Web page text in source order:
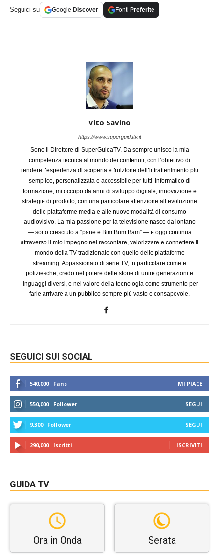
Seguici su Google Discover Fonti Preferite
Vito Savino
https://www.superguidatv.it
Sono il Direttore di SuperGuidaTV. Da sempre unisco la mia
competenza tecnica al mondo dei contenuti, con l’obiettivo di
rendere l’esperienza di scoperta e fruizione dell’intrattenimento più
semplice, personalizzata e accessibile per tutti. Informatico di
formazione, mi occupo da anni di sviluppo digitale, innovazione e
strategie di prodotto, con una particolare attenzione all’evoluzione
delle piattaforme media e alle nuove modalità di consumo
audiovisivo. La mia passione per la televisione nasce da lontano
— sono cresciuto a “pane e Bim Bum Bam” — e oggi continua
attraverso il mio impegno nel raccontare, valorizzare e connettere il
mondo della TV tradizionale con quello delle piattaforme
streaming. Appassionato di serie TV, in particolare crime e
poliziesche, credo nel potere delle storie di unire generazioni e
linguaggi diversi, e nel valore della tecnologia come strumento per
farle arrivare a un pubblico sempre più vasto e consapevole.
SEGUICI SUI SOCIAL
540,000 Fans MI PIACE
550,000 Follower SEGUI
9,300 Follower SEGUI
290,000 Iscritti ISCRIVITI
GUIDA TV
Ora in Onda Serata